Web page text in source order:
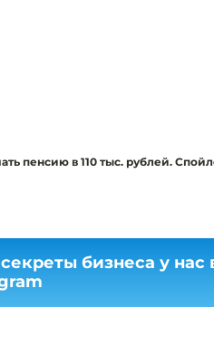
пенсию в 110 тыс. рублей.
бизнеса у нас